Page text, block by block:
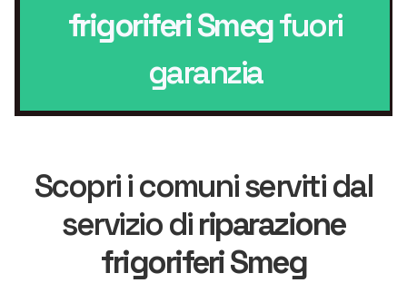
frigoriferi Smegfuori
garanzia
Scopri i comuni serviti dal
servizio diriparazione
frigoriferi Smeg